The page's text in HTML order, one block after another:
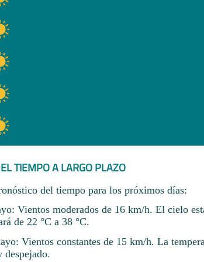
TIEMPO A LARGO PLAZO
del tiempo para los próximos días:
Vientos moderados de 16 km/h. El cielo
de 22 °C a 38 °C.
Vientos constantes de 15 km/h. La